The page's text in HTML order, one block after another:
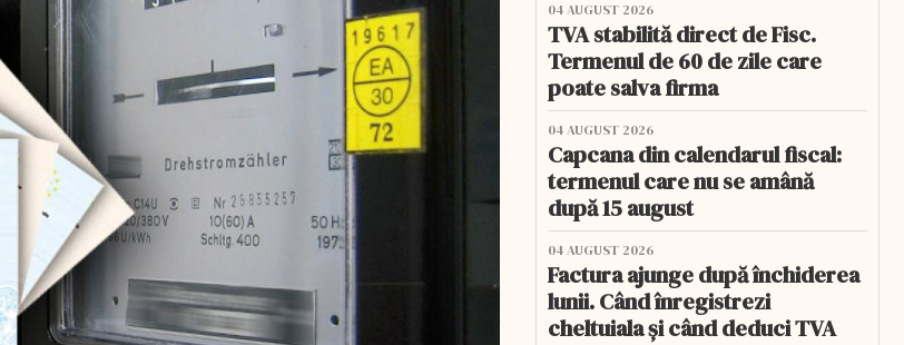
04 AUGUST 2026
TVA stabilită direct de Fisc.
Termenul de 60 de zile care
poate salva firma
04 AUGUST 2026
Capcana din calendarul fiscal:
termenul care nu se amână
după 15 august
04 AUGUST 2026
Factura ajunge după închiderea
lunii. Când înregistrezi
cheltuiala și când deduci TVA